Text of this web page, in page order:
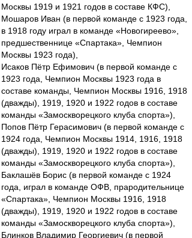
Москвы 1919 и 1921 годов в составе КФС),
Мошаров Иван (в первой команде с 1923 года,
в 1918 году играл в команде «Новогиреево»,
предшественнице «Спартака», Чемпион
Москвы 1923 года),
Исаков Пётр Ефимович (в первой команде с
1923 года, Чемпион Москвы 1923 года в
составе команды, Чемпион Москвы 1916, 1918
(дважды), 1919, 1920 и 1922 годов в составе
команды «Замоскворецкого клуба спорта»),
Попов Пётр Герасимович (в первой команде с
1924 года, Чемпион Москвы 1914, 1916, 1918
(дважды), 1919, 1920 и 1922 годов в составе
команды «Замоскворецкого клуба спорта»),
Баклашёв Борис (в первой команде с 1924
года, играл в команде ОФВ, прародительнице
«Спартака», Чемпион Москвы 1916, 1918
(дважды), 1919, 1920 и 1922 годов в составе
команды «Замоскворецкого клуба спорта»),
Блинков Владимир Георгиевич (в первой